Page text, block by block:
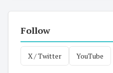
Follow
X / Twitter YouTube